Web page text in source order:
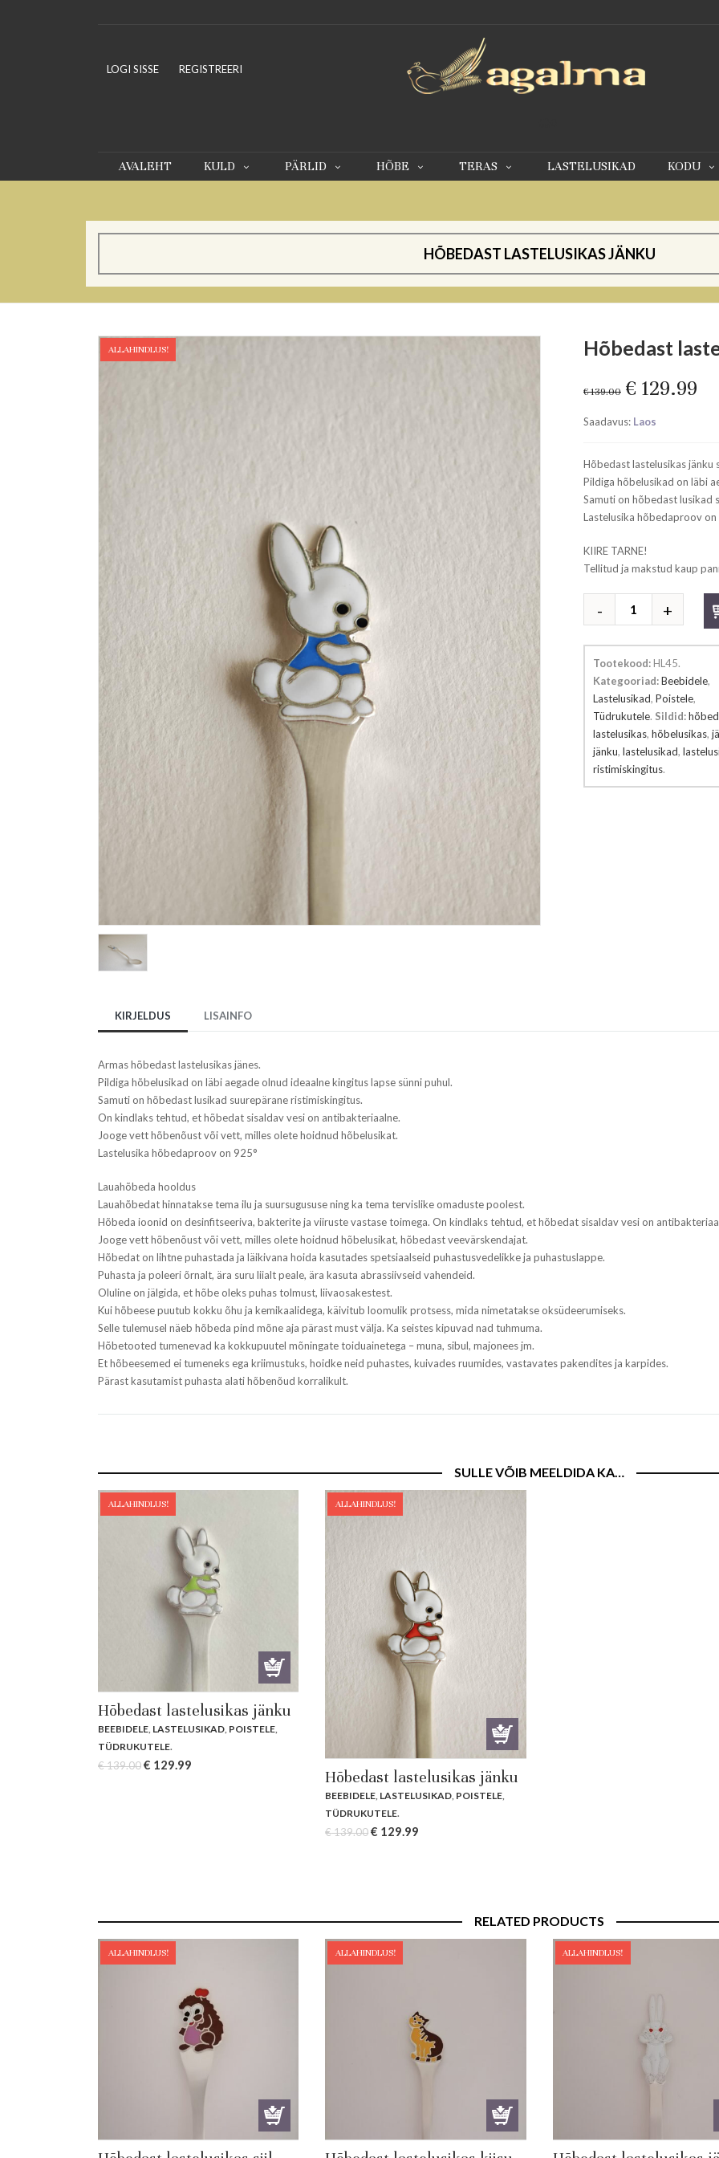
LOGI SISSE REGISTREERI
AVALEHT KULD PÄRLID HÕBE TERAS LASTELUSIKAD KODU
HÕBEDAST LASTELUSIKAS JÄNKU
ALLAHINDLUS! Hõbedast
€139.00 Original
price
€ 139.00.
€ 129.99
€
Saadavus: Laos
Hõbedast lastelusikas jänku
Pildiga hõbelusikad on läbi
Samuti on hõbedast lusikad
Lastelusika hõbedaproov on
KIIRE TARNE!
Tellitud ja makstud kaup
lastelusikas
Tootekood: HL45.
Kategooriad:Beebidele,
Lastelusikad, Poistele,
Tüdrukutele. Sildid:
lastelusikas, hõbelusikas,
jänku, lastelusikad,
ristimiskingitus.
KIRJELDUS LISAINFO
Armas hõbedast lastelusikas jänes.
Pildiga hõbelusikad on läbi aegade olnud ideaalne kingitus lapse sünni puhul.
Samuti on hõbedast lusikad suurepärane ristimiskingitus.
On kindlaks tehtud, et hõbedat sisaldav vesi on antibakteriaalne.
Jooge vett hõbenõust või vett, milles olete hoidnud hõbelusikat.
Lastelusika hõbedaproov on 925°
Lauahõbeda hooldus
Lauahõbedat hinnatakse tema ilu ja suursugususe ning ka tema tervislike omaduste poolest.
Hõbeda ioonid on desinfitseeriva, bakterite ja viiruste vastase toimega. On kindlaks tehtud, et hõbedat sisaldav vesi on
Jooge vett hõbenõust või vett, milles olete hoidnud hõbelusikat, hõbedast veevärskendajat.
Hõbedat on lihtne puhastada ja läikivana hoida kasutades spetsiaalseid puhastusvedelikke ja puhastuslappe.
Puhasta ja poleeri õrnalt, ära suru liialt peale, ära kasuta abrassiivseid vahendeid.
Oluline on jälgida, et hõbe oleks puhas tolmust, liivaosakestest.
Kui hõbeese puutub kokku õhu ja kemikaalidega, käivitub loomulik protsess, mida nimetatakse oksüdeerumiseks.
Selle tulemusel näeb hõbeda pind mõne aja pärast must välja. Ka seistes kipuvad nad tuhmuma.
Hõbetooted tumenevad ka kokkupuutel mõningate toiduainetega – muna, sibul, majonees jm.
Et hõbeesemed ei tumeneks ega kriimustuks, hoidke neid puhastes, kuivades ruumides, vastavates pakendites ja karpides.
Pärast kasutamist puhasta alati hõbenõud korralikult.
SULLE VÕIB MEELDIDA KA…
ALLAHINDLUS!
Hõbedast lastelusikas jänku
BEEBIDELE LASTELUSIKAD POISTELE
TÜDRUKUTELE.
€139.00Original
€ 129.99
ALLAHINDLUS!
Hõbedast lastelusikas jänku
BEEBIDELE LASTELUSIKAD POISTELE
TÜDRUKUTELE.
€139.00Original
€ 129.99
RELATED PRODUCTS
ALLAHINDLUS! ALLAHINDLUS! ALLAHINDLUS!